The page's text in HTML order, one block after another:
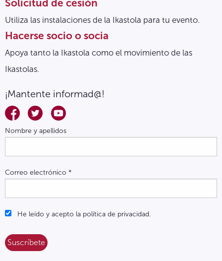
Solicitud de cesión
Utiliza las instalaciones de la Ikastola para tu evento.
Hacerse socio o socia
Apoya tanto la Ikastola como el movimiento de las
Ikastolas.
¡Mantente informad@!
Nombre y apellidos
Correo electrónico *
He leído y acepto la política de privacidad.